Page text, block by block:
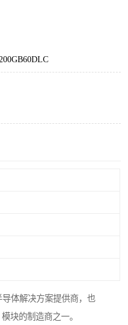
体解决方案提供商，也
块的制造商之一。